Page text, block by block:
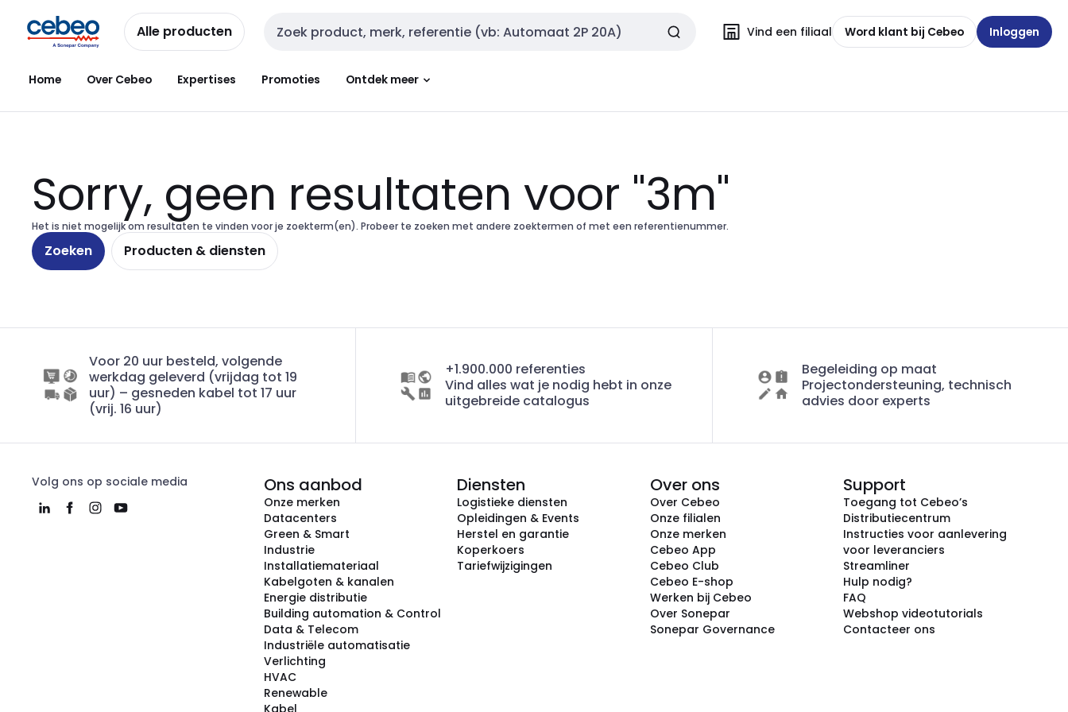
naar
navigatie
naar
inhoud
Alle producten Zoekveld invoer Vind een filiaal Word klant bij Cebeo Inloggen
Home Over Cebeo Expertises Promoties Ontdek meer
Sorry, geen resultaten voor "3m"
Het is niet mogelijk om resultaten te vinden voor je zoekterm(en). Probeer te zoeken met andere zoektermen of met een referentienummer.
Zoeken Producten & diensten
Voor 20 uur besteld, volgende
werkdag geleverd (vrijdag tot 19
uur) – gesneden kabel tot 17 uur
(vrij. 16 uur)
+1.900.000 referenties
Vind alles wat je nodig hebt in onze
uitgebreide catalogus
Begeleiding op maat
Projectondersteuning, technisch
advies door experts
Volg ons op sociale media Ons aanbod
Onze merken
Datacenters
Green & Smart
Industrie
Installatiemateriaal
Kabelgoten & kanalen
Energie distributie
Building automation & Control
Data & Telecom
Industriële automatisatie
Verlichting
HVAC
Renewable
Kabel
Diensten
Logistieke diensten
Opleidingen & Events
Herstel en garantie
Koperkoers
Tariefwijzigingen
Over ons
Over Cebeo
Onze filialen
Onze merken
Cebeo App
Cebeo Club
Cebeo E-shop
Werken bij Cebeo
Over Sonepar
Sonepar Governance
Support
Toegang tot Cebeo’s
Distributiecentrum
Instructies voor aanlevering
voor leveranciers
Streamliner
Hulp nodig?
FAQ
Webshop videotutorials
Contacteer ons